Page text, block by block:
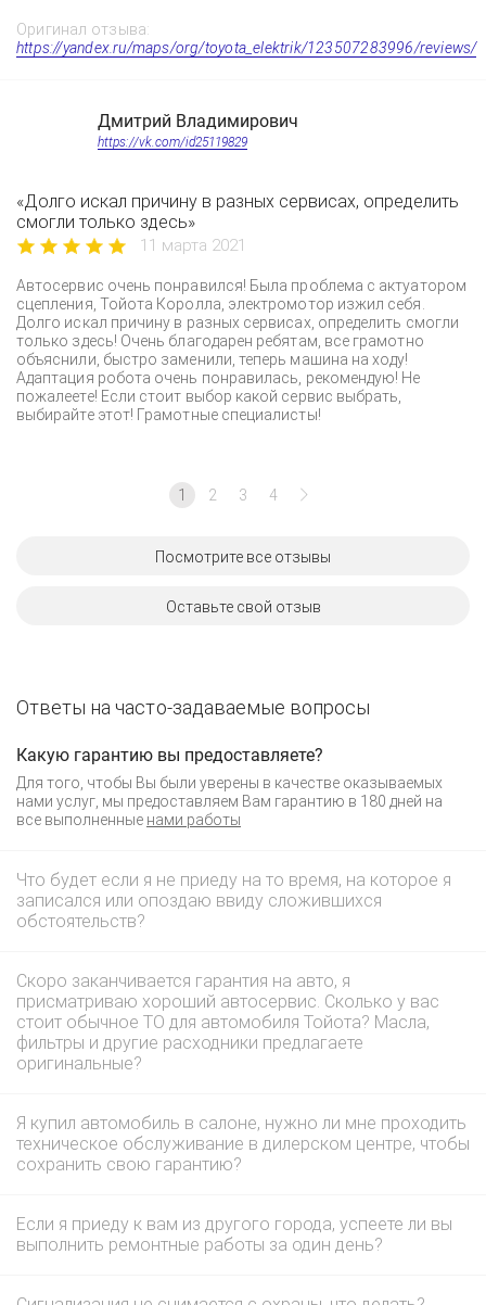
Оригинал отзыва:
https://yandex.ru/maps/org/toyota_elektrik/123507283996/reviews/
Дмитрий Владимирович
https://vk.com/id25119829
«Долго искал причину в разных сервисах, определить
смогли только здесь»
11 марта 2021
Автосервис очень понравился! Была проблема с актуатором
сцепления, Тойота Королла, электромотор изжил себя.
Долго искал причину в разных сервисах, определить смогли
только здесь! Очень благодарен ребятам, все грамотно
объяснили, быстро заменили, теперь машина на ходу!
Адаптация робота очень понравилась, рекомендую! Не
пожалеете! Если стоит выбор какой сервис выбрать,
выбирайте этот! Грамотные специалисты!
1 2 3 4
Посмотрите все отзывы
Оставьте свой отзыв
Ответы на часто-задаваемые вопросы
Какую гарантию вы предоставляете?
Для того, чтобы Вы были уверены в качестве оказываемых
нами услуг, мы предоставляем Вам гарантию в 180 дней на
все выполненные нами работы
Что будет если я не приеду на то время, на которое я
записался или опоздаю ввиду сложившихся
обстоятельств?
Скоро заканчивается гарантия на авто, я
присматриваю хороший автосервис. Сколько у вас
стоит обычное ТО для автомобиля Тойота? Масла,
фильтры и другие расходники предлагаете
оригинальные?
Я купил автомобиль в салоне, нужно ли мне проходить
техническое обслуживание в дилерском центре, чтобы
сохранить свою гарантию?
Если я приеду к вам из другого города, успеете ли вы
выполнить ремонтные работы за один день?